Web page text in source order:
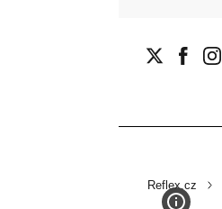
Reflex.cz